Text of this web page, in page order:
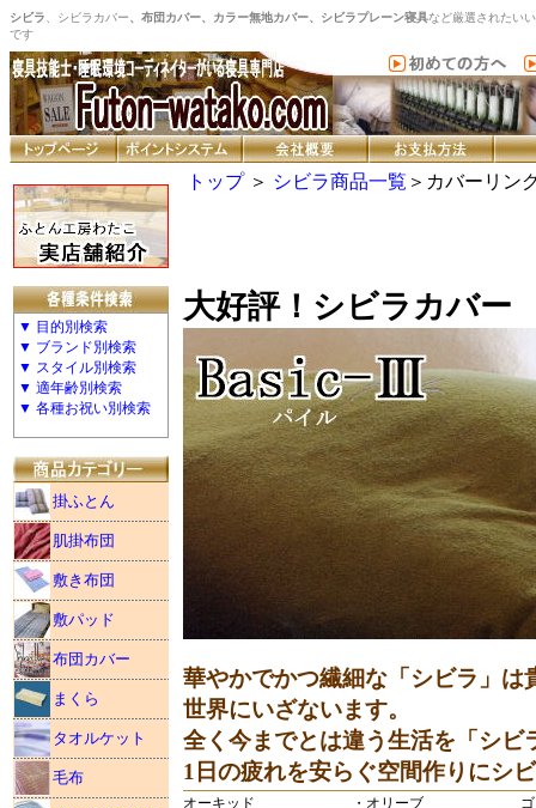
シビラ 、シビラカバー 、布団カバー、カラー無地カバー、シビラプレーン寝具など厳選されたい
です
▼ 目的別検索
▼ ブランド別検索
▼ スタイル別検索
▼ 適年齢別検索
▼ 各種お祝い別検索
掛ふとん
肌掛布団
敷き布団
敷パッド
布団カバー
まくら
タオルケット
毛布
トップ＞ シビラ商品一覧 ＞カバーリ
大好評！シビラカバ
華やかでかつ繊細な「シビラ」
世界にいざないます。
全く今までとは違う生活を「シビ
1日の疲れを安らぐ空間作りにシ
オーキッド ・オリーブ